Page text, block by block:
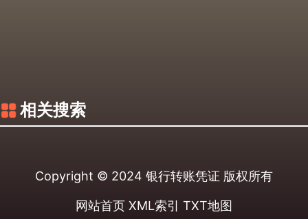
相关搜索
Copyright © 2024 银行转账凭证 版权所有
网站首页 XML索引 TXT地图